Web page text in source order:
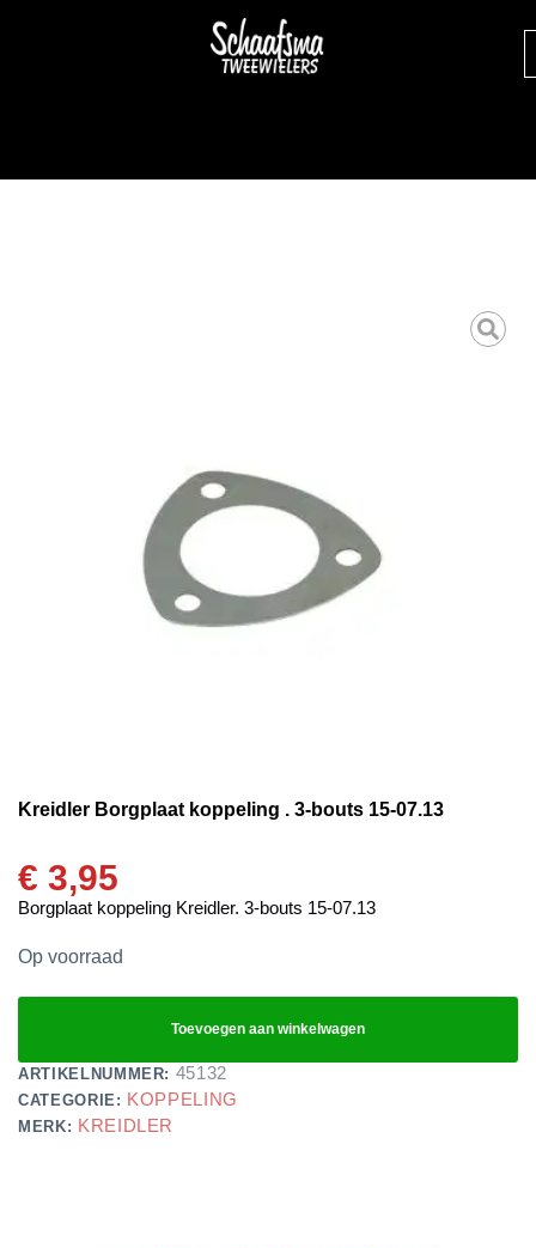
Kreidler Borgplaat koppeling . 3-bouts 15-07.13
€ 3,95
Borgplaat koppeling Kreidler. 3-bouts 15-07.13
Op voorraad
Toevoegen aan winkelwagen
ARTIKELNUMMER: 45132
CATEGORIE: KOPPELING
MERK: KREIDLER